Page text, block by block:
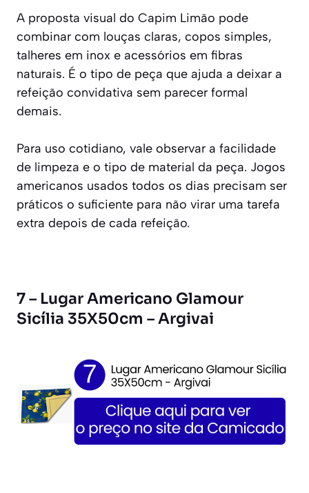
A proposta visual do Capim Limão pode
combinar com louças claras, copos simples,
talheres em inox e acessórios em fibras
naturais. É o tipo de peça que ajuda a deixar a
refeição convidativa sem parecer formal
demais.
Para uso cotidiano, vale observar a facilidade
de limpeza e o tipo de material da peça. Jogos
americanos usados todos os dias precisam ser
práticos o suficiente para não virar uma tarefa
extra depois de cada refeição.
7 – Lugar Americano Glamour
Sicília 35X50cm – Argivai